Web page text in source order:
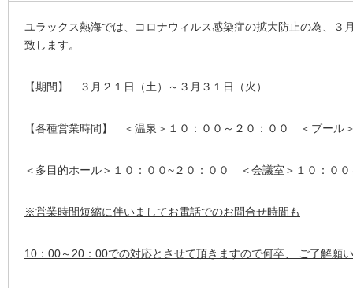
ユラックス熱海では、コロナウィルス感染症の拡大防止の為、３
致します。
【期間】 ３月２１日（土）～３月３１日（火）
【各種営業時間】 ＜温泉＞１０：００～２０：００ ＜プール
＜多目的ホール＞１０：００~２０：００ ＜会議室＞１０：０
※営業時間短縮に伴いましてお電話でのお問合せ時間も
10：00～20：00での対応とさせて頂きますので何卒、 ご了解願